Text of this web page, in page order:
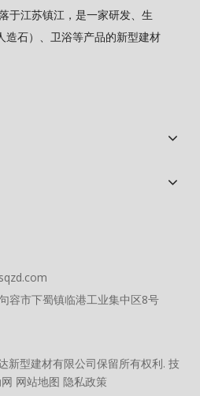
于江苏镇江，是一家研发、生
造石）、卫浴等产品的新型建材
容市下蜀镇临港工业集中区8号
新型建材有限公司保留所有权利. 技
网站地图 隐私政策